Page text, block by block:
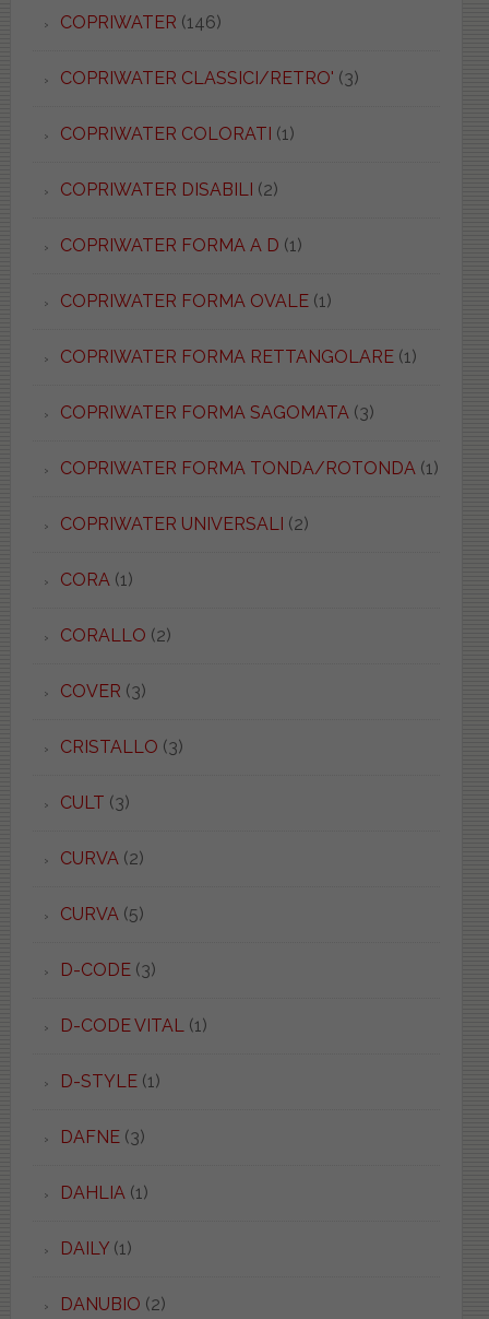
COPRIWATER (146)
COPRIWATER CLASSICI/RETRO' (3)
COPRIWATER COLORATI (1)
COPRIWATER DISABILI (2)
COPRIWATER FORMA A D (1)
COPRIWATER FORMA OVALE(1)
COPRIWATER FORMA RETTANGOLARE(1)
COPRIWATER FORMA SAGOMATA (3)
COPRIWATER FORMA TONDA/ROTONDA (1)
COPRIWATER UNIVERSALI (2)
CORA (1)
CORALLO (2)
COVER (3)
CRISTALLO (3)
CULT (3)
CURVA (2)
CURVA (5)
D-CODE(3)
D-CODE VITAL (1)
D-STYLE(1)
DAFNE(3)
DAHLIA (1)
DAILY(1)
DANUBIO (2)